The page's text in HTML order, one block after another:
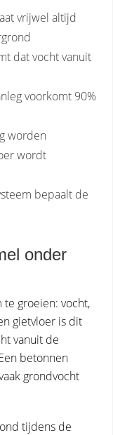
vrijwel altijd
dat vocht vanuit
voorkomt 90%
worden
wordt
bepaalt de
onder
groeien: vocht,
gietvloer is dit
vanuit de
betonnen
grondvocht
tijdens de